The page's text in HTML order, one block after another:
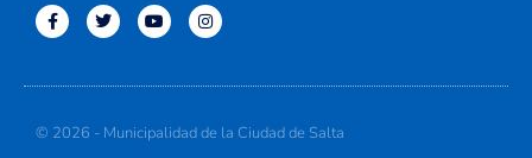
© 2026 - Municipalidad de la Ciudad de Salta